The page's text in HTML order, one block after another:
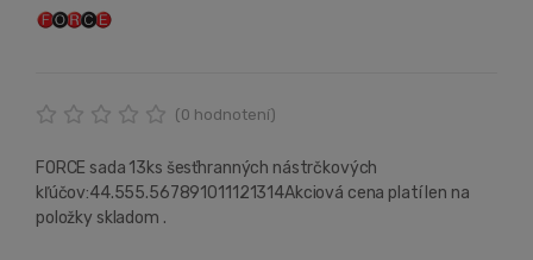
(0 hodnotení)
FORCE sada 13ks šesťhranných nástrčkových
kľúčov:44.555.567891011121314Akciová cena platí len na
položky skladom .